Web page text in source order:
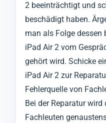
2 beeinträchtigt und
beschädigt haben.
man als Folge dessen
iPad Air 2 vom
gehört wird. Schicke
iPad Air 2 zur
Fehlerquelle von
Bei der Reparatur
Fachleuten